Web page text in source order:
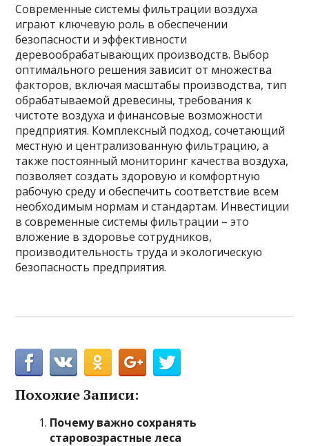
Современные системы фильтрации воздуха
играют ключевую роль в обеспечении
безопасности и эффективности
деревообрабатывающих производств. Выбор
оптимального решения зависит от множества
факторов, включая масштабы производства, тип
обрабатываемой древесины, требования к
чистоте воздуха и финансовые возможности
предприятия. Комплексный подход, сочетающий
местную и централизованную фильтрацию, а
также постоянный мониторинг качества воздуха,
позволяет создать здоровую и комфортную
рабочую среду и обеспечить соответствие всем
необходимым нормам и стандартам. Инвестиции
в современные системы фильтрации – это
вложение в здоровье сотрудников,
производительность труда и экологическую
безопасность предприятия.
Похожие Записи:
Почему важно сохранять
старовозрастные леса